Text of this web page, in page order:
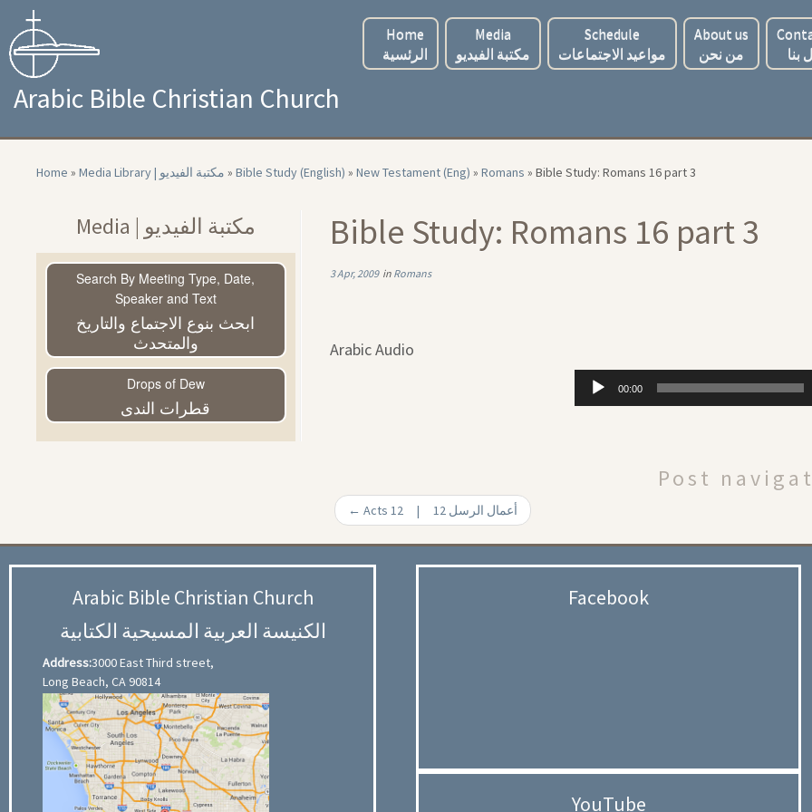
content
Home
الرئسية
Media
مكتبة الفيديو
Schedule
مواعيد الاجتماعات
About us
من نحن
بنا
Arabic Bible Christian Church
Home » Media Library | مكتبة الفيديو » Bible Study (English) » New Testament (Eng) » Romans » Bible Study: Romans 16 part 3
Media | مكتبة الفيديو
Search By Meeting Type, Date,
Speaker and Text
ابحث بنوع الاجتماع والتاريخ
والمتحدث
Drops of Dew
قطرات الندى
Bible Study: Romans 16 part 3
3 Apr, 2009in Romans
Arabic Audio
Audio
Player
00:00
Post
← Acts 12 | 12 أعمال الرسل
Arabic Bible Christian Church
الكنيسة العربية المسيحية الكتابية
Address:3000 East Third street,
Long Beach, CA 90814
Facebook
YouTube